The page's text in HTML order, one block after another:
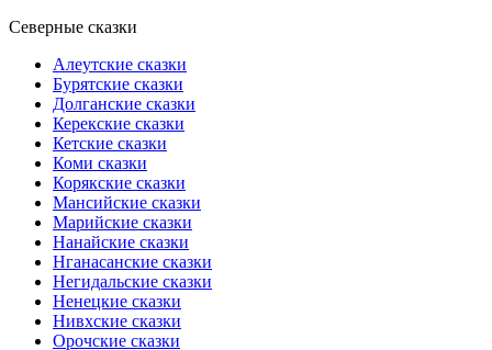
Северные сказки
Алеутские сказки
Бурятские сказки
Долганские сказки
Керекские сказки
Кетские сказки
Коми сказки
Корякские сказки
Мансийские сказки
Марийские сказки
Нанайские сказки
Нганасанские сказки
Негидальские сказки
Ненецкие сказки
Нивхские сказки
Орочские сказки